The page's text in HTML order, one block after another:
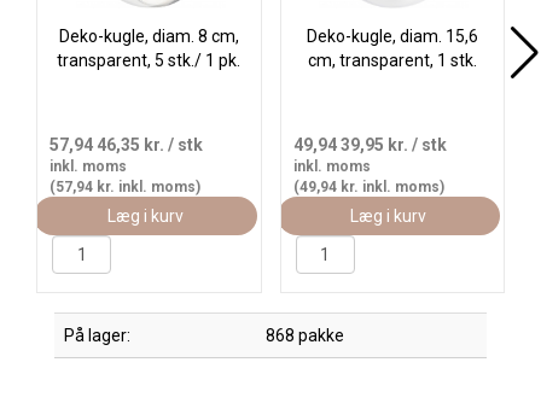
Deko-kugle, diam. 8 cm,
transparent, 5 stk./ 1 pk.
57,94 46,35 kr. / stk
inkl. moms
(57,94 kr. inkl. moms)
Læg i kurv
Deko-kugle, diam. 15,6
cm, transparent, 1 stk.
49,9439,95 kr. / stk
inkl. moms
(49,94 kr. inkl. moms)
Læg i kurv
På lager: 868 pakke